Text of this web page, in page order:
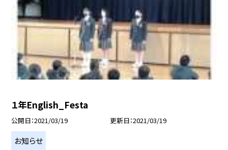
１年English_Festa
公開日 2021/03/19 更新日 2021/03/19
お知らせ